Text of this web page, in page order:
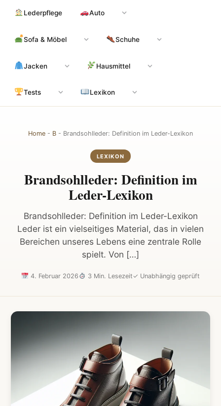
Inhalt
Lederpflege Auto
Sofa & Möbel Schuhe
Jacken Hausmittel
Tests Lexikon
Home - B - Brandsohlleder: Definition im Leder-Lexikon
LEXIKON
Brandsohlleder: Definition im
Leder-Lexikon
Brandsohlleder: Definition im Leder-Lexikon
Leder ist ein vielseitiges Material, das in vielen
Bereichen unseres Lebens eine zentrale Rolle
spielt. Von […]
4. Februar 2026 3 Min. Lesezeit✓ Unabhängig geprüft